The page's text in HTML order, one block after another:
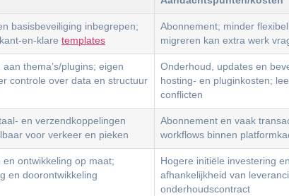
basisbeveiliging inbegrepen;
en-klare templates
Abonnement; minder
migreren kan extra werk
thema’s/plugins; eigen
controle over data en structuur
Onderhoud, updates en
hosting- en pluginkosten;
conflicten
en verzendkoppelingen
voor verkeer en pieken
Abonnement en vaak
workflows binnen
en ontwikkeling op maat;
en doorontwikkeling
Hogere initiële investering en
afhankelijkheid van
onderhoudscontract